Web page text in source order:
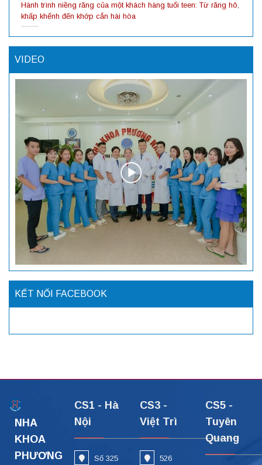
Hành trình niềng răng của một khách hàng tuổi teen: Từ răng hô,
khấp khểnh đến khớp cắn hài hòa
VIDEO
KẾT NỐI FACEBOOK
NHA
KHOA
PHƯƠNG
CS1 - Hà
Nội
Số 325
CS3 -
Việt Trì
526
CS5 -
Tuyên
Quang